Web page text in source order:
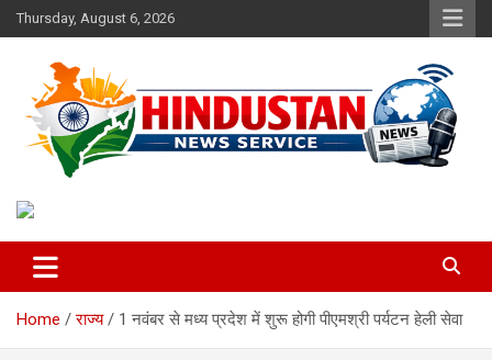
Skip
to
Thursday, August 6, 2026
Hindustan News Service
Home राज्य 1 नवंबर से मध्य प्रदेश में शुरू होगी पीएमश्री पर्यटन हेली सेवा